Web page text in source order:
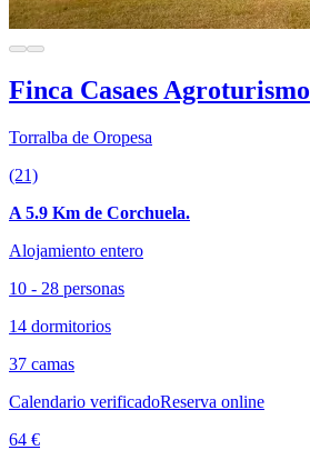
Finca Casaes Agroturismo
Torralba de Oropesa
(21)
A 5.9 Km de Corchuela.
Alojamiento entero
10 - 28 personas
14 dormitorios
37 camas
Calendario verificadoReserva online
64 €